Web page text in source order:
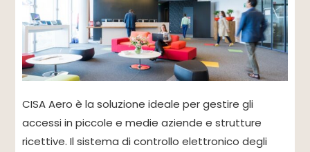
CISA Aero è la soluzione ideale per gestire gli
accessi in piccole e medie aziende e strutture
ricettive. Il sistema di controllo elettronico degli